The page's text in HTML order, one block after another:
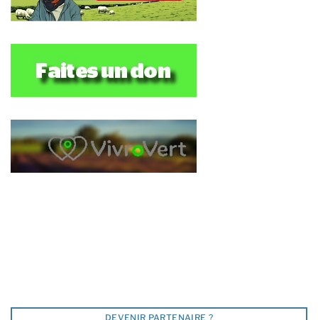
DEVENIR PARTENAIRE ?